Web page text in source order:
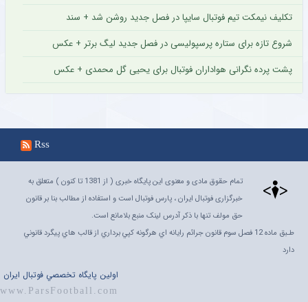
تکلیف نیمکت تیم فوتبال سایپا در فصل جدید روشن شد + سند
شروع تازه برای ستاره پرسپولیسی در فصل جدید لیگ برتر + عکس
پشت پرده نگرانی هواداران فوتبال برای یحیی گل محمدی + عکس
Rss
تمام حقوق مادی و معنوی این پایگاه خبری ( از 1381 تا کنون ) متعلق به
خبرگزاری فوتبال ایران ، پارس فوتبال است و استفاده از مطالب بنا بر قانون
حق مولف تنها با ذکر آدرس لینک منبع بلامانع است.
طـبق ماده 12 فصل سوم قانون جرائم رايانه اي هرگونه کپي برداري از قالب هاي پيگرد قانوني
دارد
اولين پايگاه تخصصي فوتبال ايران
www.ParsFootball.com